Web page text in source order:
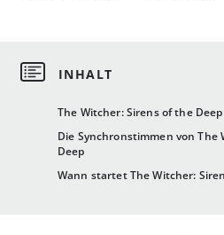
The Witcher: Sirens of the
Die Synchronstimmen von The
Deep
Wann startet The Witcher: